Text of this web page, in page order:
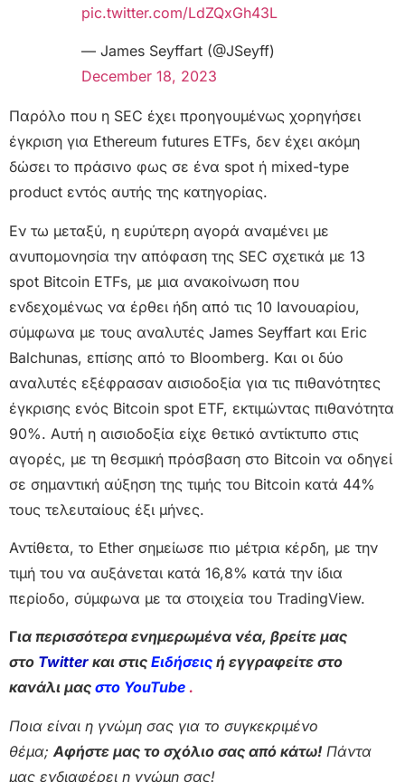
pic.twitter.com/LdZQxGh43L
— James Seyffart (@JSeyff)
December 18, 2023
Παρόλο που η SEC έχει προηγουμένως χορηγήσει
έγκριση για Ethereum futures ETFs, δεν έχει ακόμη
δώσει το πράσινο φως σε ένα spot ή mixed-type
product εντός αυτής της κατηγορίας.
Εν τω μεταξύ, η ευρύτερη αγορά αναμένει με
ανυπομονησία την απόφαση της SEC σχετικά με 13
spot Bitcoin ETFs, με μια ανακοίνωση που
ενδεχομένως να έρθει ήδη από τις 10 Ιανουαρίου,
σύμφωνα με τους αναλυτές James Seyffart και Eric
Balchunas, επίσης από το Bloomberg. Και οι δύο
αναλυτές εξέφρασαν αισιοδοξία για τις πιθανότητες
έγκρισης ενός Bitcoin spot ETF, εκτιμώντας πιθανότητα
90%. Αυτή η αισιοδοξία είχε θετικό αντίκτυπο στις
αγορές, με τη θεσμική πρόσβαση στο Bitcoin να οδηγεί
σε σημαντική αύξηση της τιμής του Bitcoin κατά 44%
τους τελευταίους έξι μήνες.
Αντίθετα, το Ether σημείωσε πιο μέτρια κέρδη, με την
τιμή του να αυξάνεται κατά 16,8% κατά την ίδια
περίοδο, σύμφωνα με τα στοιχεία του TradingView.
Για περισσότερα ενημερωμένα νέα, βρείτε μας
στο Twitter και στις Ειδήσεις ή εγγραφείτε στο
κανάλι μας στο YouTube .
Ποια είναι η γνώμη σας για το συγκεκριμένο
θέμα; Αφήστε μας το σχόλιο σας από κάτω! Πάντα
μας ενδιαφέρει η γνώμη σας!